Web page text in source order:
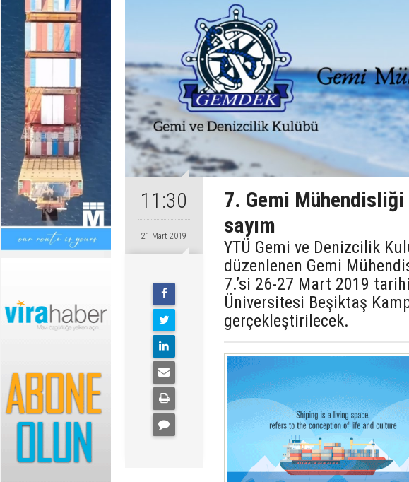
11:30
21 Mart 2019
7. Gemi
sayım
YTÜ Gemi ve Denizcilik
düzenlenen Gemi
7.’si 26-27 Mart 2019
Üniversitesi Beşiktaş
gerçekleştirilecek.